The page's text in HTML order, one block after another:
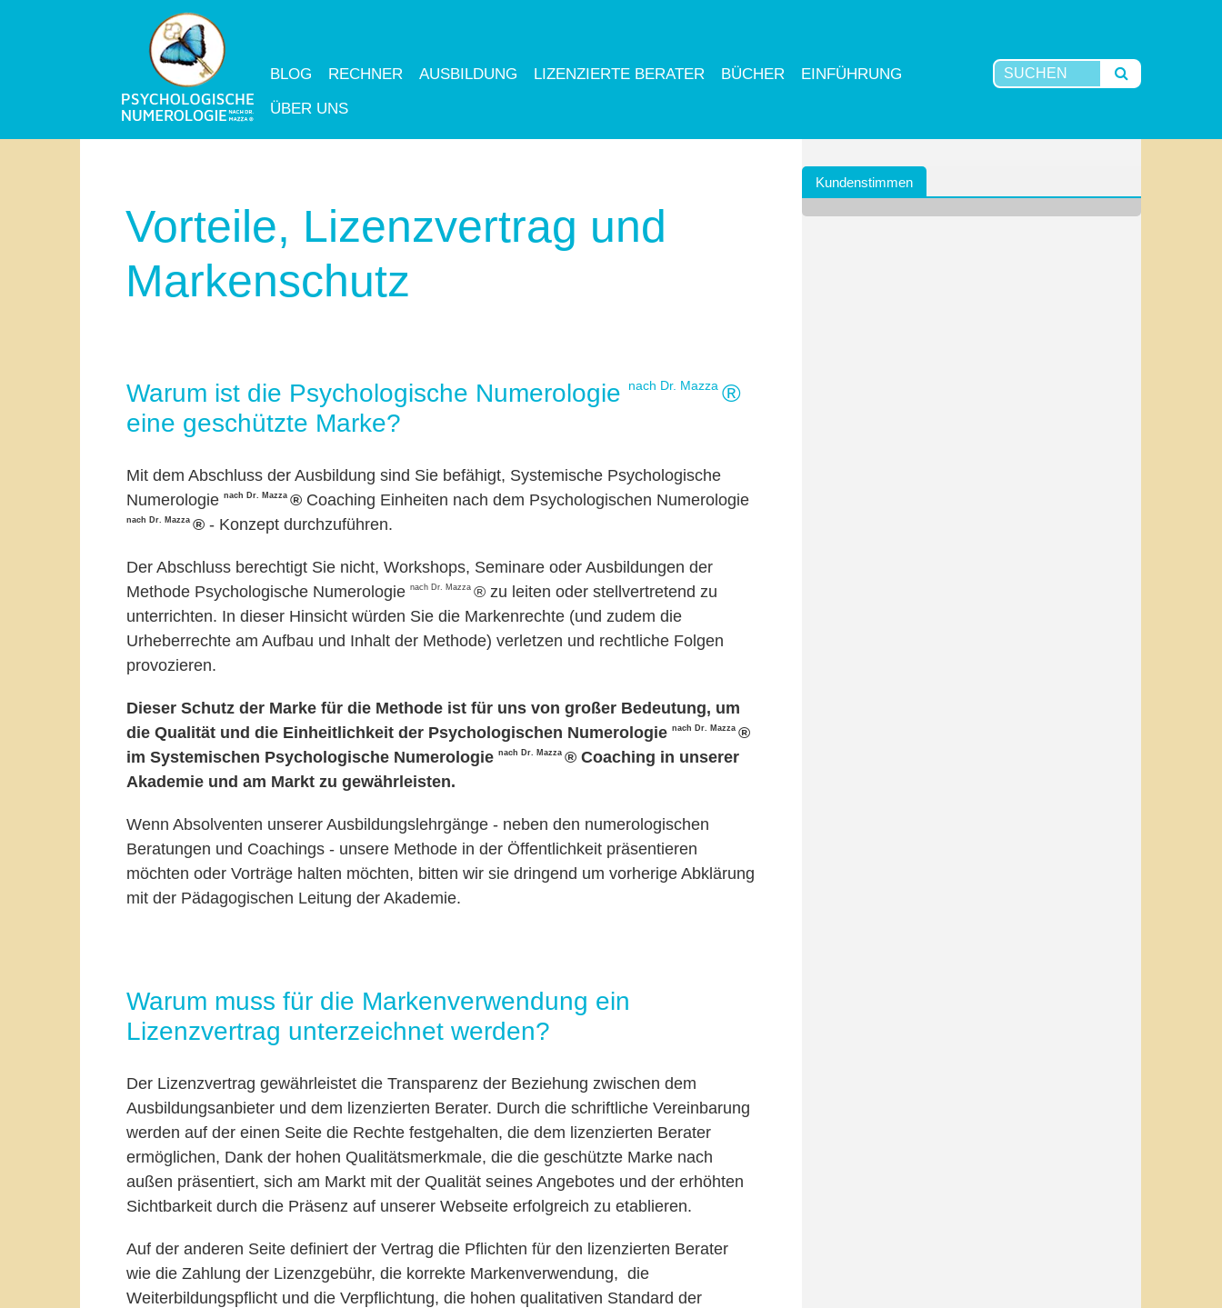
BLOG RECHNER AUSBILDUNG LIZENZIERTE BERATER BÜCHER
EINFÜHRUNG
ÜBER UNS
Vorteile, Lizenzvertrag und
Markenschutz
Warum ist die Psychologische Numerologie nach Dr. Mazza ®
eine geschützte Marke?
Mit dem Abschluss der Ausbildung sind Sie befähigt, Systemische Psychologische
Numerologie nach Dr. Mazza ® Coaching Einheiten nach dem Psychologischen Numerologie
nach Dr. Mazza ® - Konzept durchzuführen.
Der Abschluss berechtigt Sie nicht, Workshops, Seminare oder Ausbildungen der
Methode Psychologische Numerologie nach Dr. Mazza ® zu leiten oder stellvertretend zu
unterrichten. In dieser Hinsicht würden Sie die Markenrechte (und zudem die
Urheberrechte am Aufbau und Inhalt der Methode) verletzen und rechtliche Folgen
provozieren.
Dieser Schutz der Marke für die Methode ist für uns von großer Bedeutung, um
die Qualität und die Einheitlichkeit der Psychologischen Numerologie nach Dr. Mazza ®
im Systemischen Psychologische Numerologie nach Dr. Mazza ® Coaching in unserer
Akademie und am Markt zu gewährleisten.
Wenn Absolventen unserer Ausbildungslehrgänge - neben den numerologischen
Beratungen und Coachings - unsere Methode in der Öffentlichkeit präsentieren
möchten oder Vorträge halten möchten, bitten wir sie dringend um vorherige Abklärung
mit der Pädagogischen Leitung der Akademie.
Warum muss für die Markenverwendung ein
Lizenzvertrag unterzeichnet werden?
Der Lizenzvertrag gewährleistet die Transparenz der Beziehung zwischen dem
Ausbildungsanbieter und dem lizenzierten Berater. Durch die schriftliche Vereinbarung
werden auf der einen Seite die Rechte festgehalten, die dem lizenzierten Berater
ermöglichen, Dank der hohen Qualitätsmerkmale, die die geschützte Marke nach
außen präsentiert, sich am Markt mit der Qualität seines Angebotes und der erhöhten
Sichtbarkeit durch die Präsenz auf unserer Webseite erfolgreich zu etablieren.
Auf der anderen Seite definiert der Vertrag die Pflichten für den lizenzierten Berater
wie die Zahlung der Lizenzgebühr, die korrekte Markenverwendung, die
Weiterbildungspflicht und die Verpflichtung, die hohen qualitativen Standard der
Kundenstimmen